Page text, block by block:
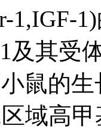
1,IGF-
及其受
鼠的
域高